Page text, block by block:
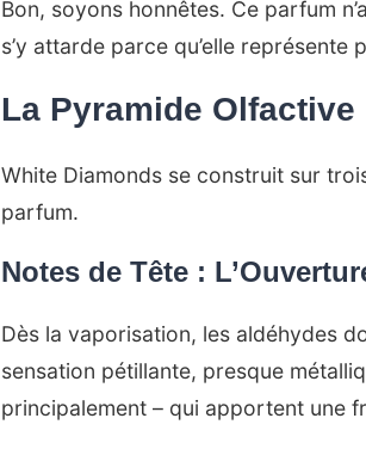
Bon, soyons honnêtes. Ce parfum
s’y attarde parce qu’elle
La Pyramide
White Diamonds se construit sur
parfum.
Notes de Tête :
Dès la vaporisation, les aldéhydes
sensation pétillante, presque
principalement – qui apportent une